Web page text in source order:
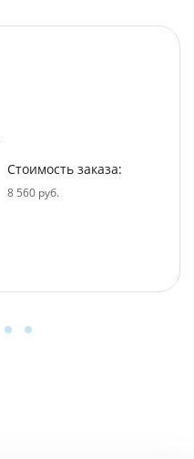
Стоимость заказа:
8 560 руб.